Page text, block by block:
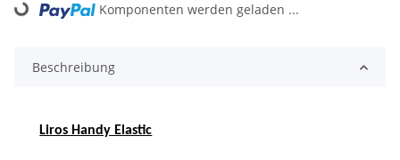
Loading... Komponenten werden geladen ...
Beschreibung
Liros Handy Elastic